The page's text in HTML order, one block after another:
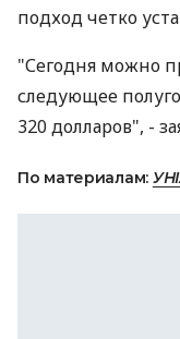
подход четко
"Сегодня можно
следующее
320 долларов", -
По материалам: